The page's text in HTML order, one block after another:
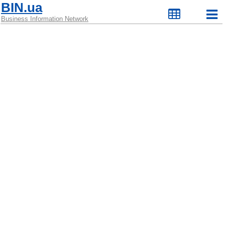
BIN.ua
Business Information Network